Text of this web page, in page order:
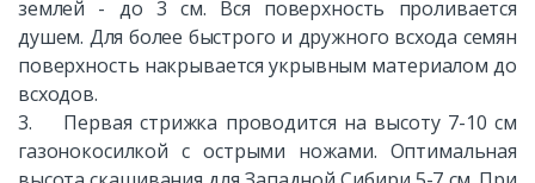
землей - до 3 см. Вся поверхность проливается
душем. Для более быстрого и дружного всхода семян
поверхность накрывается укрывным материалом до
всходов.
3. Первая стрижка проводится на высоту 7-10 см
газонокосилкой с острыми ножами. Оптимальная